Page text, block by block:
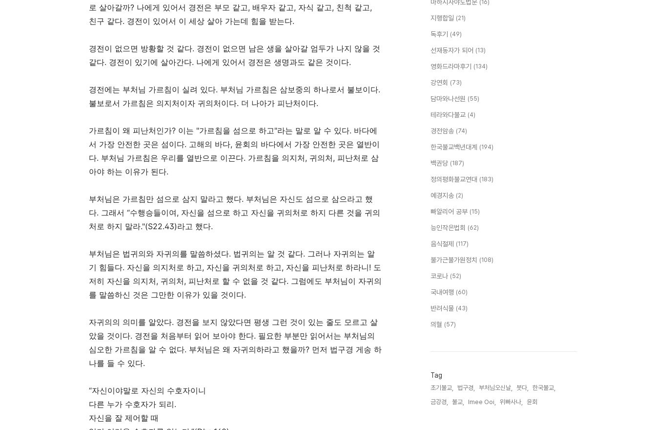
로 살아갈까? 나에게 있어서 경전은 부모 같고, 배우자 같고, 자식 같고, 친척 같고,
친구 같다. 경전이 있어서 이 세상 살아 가는데 힘을 받는다.
경전이 없으면 방황할 것 같다. 경전이 없으면 남은 생을 살아갈 엄두가 나지 않을 것
같다. 경전이 있기에 살아간다. 나에게 있어서 경전은 생명과도 같은 것이다.
경전에는 부처님 가르침이 실려 있다. 부처님 가르침은 삼보중의 하나로서 불보이다.
불보로서 가르침은 의지처이자 귀의처이다. 더 나아가 피난처이다.
가르침이 왜 피난처인가? 이는 "가르침을 섬으로 하고"라는 말로 알 수 있다. 바다에
서 가장 안전한 곳은 섬이다. 고해의 바다, 윤회의 바다에서 가장 안전한 곳은 열반이
다. 부처님 가르침은 우리를 열반으로 이끈다. 가르침을 의지처, 귀의처, 피난처로 삼
아야 하는 이유가 된다.
부처님은 가르침만 섬으로 삼지 말라고 했다. 부처님은 자신도 섬으로 삼으라고 했
다. 그래서 “수행승들이여, 자신을 섬으로 하고 자신을 귀의처로 하지 다른 것을 귀의
처로 하지 말라."(S22.43)라고 했다.
부처님은 법귀의와 자귀의를 말씀하셨다. 법귀의는 알 것 같다. 그러나 자귀의는 알
기 힘들다. 자신을 의지처로 하고, 자신을 귀의처로 하고, 자신을 피난처로 하라니! 도
저히 자신을 의지처, 귀의처, 피난처로 할 수 없을 것 같다. 그럼에도 부처님이 자귀의
를 말씀하신 것은 그만한 이유가 있을 것이다.
자귀의의 의미를 알았다. 경전을 보지 않았다면 평생 그런 것이 있는 줄도 모르고 살
았을 것이다. 경전을 처음부터 읽어 보아야 한다. 필요한 부분만 읽어서는 부처님의
심오한 가르침을 알 수 없다. 부처님은 왜 자귀의하라고 했을까? 먼저 법구경 게송 하
나를 들 수 있다.
“자신이야말로 자신의 수호자이니
다른 누가 수호자가 되리.
자신을 잘 제어할 때
마하시사야도법문 (16)
지행합일 (21)
독후기 (49)
선재동자가 되어 (13)
영화드라마후기 (134)
강연회 (73)
담마와나선원 (55)
테라와다불교 (4)
경전암송 (74)
한국불교백년대계 (194)
백권당 (187)
정의평화불교연대 (183)
예경지송 (2)
빠알리어 공부 (15)
능인작은법회 (62)
음식절제 (117)
불가근불가원정치 (108)
코로나 (52)
국내여행 (60)
반려식물 (43)
의혈 (57)
Tag
초기불교, 법구경, 부처님오신날, 붓다,
한국불교,
금강경,
불교, Imee Ooi, 위빠사나, 윤회,